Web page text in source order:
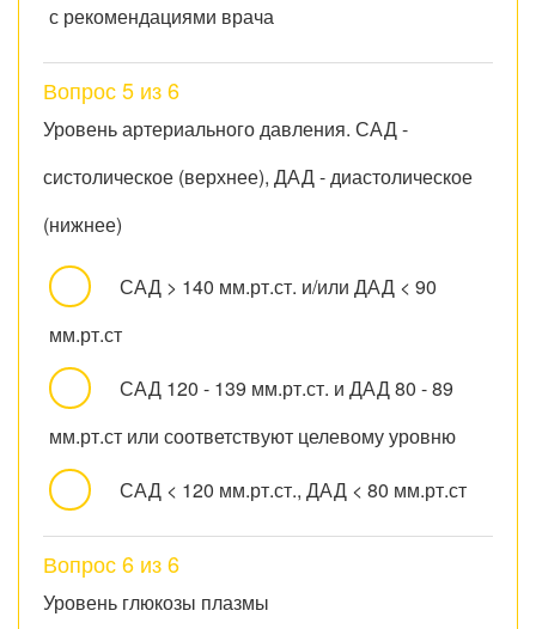
с рекомендациями врача
Вопрос 5 из 6
Уровень артериального давления. САД -
систолическое (верхнее), ДАД - диастолическое
(нижнее)
САД > 140 мм.рт.ст. и/или ДАД < 90
мм.рт.ст
САД 120 - 139 мм.рт.ст. и ДАД 80 - 89
мм.рт.ст или соответствуют целевому уровню
САД < 120 мм.рт.ст., ДАД < 80 мм.рт.ст
Вопрос 6 из 6
Уровень глюкозы плазмы